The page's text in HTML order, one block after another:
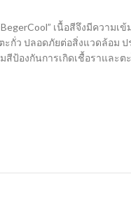
เนื้อสีจึงมีความเ
ว ปลอดภัยต่อสิ่งแวดล้อม
องกันการเกิดเชื้อราและต